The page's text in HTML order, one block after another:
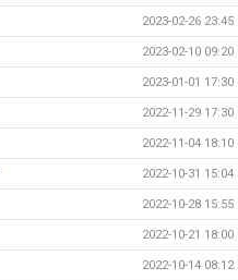
2023-02-26 23:45
2023-02-10 09:20
2023-01-01 17:30
2022-11-29 17:30
2022-11-04 18:10
2022-10-31 15:04
2022-10-28 15:55
2022-10-21 18:00
2022-10-14 08:12